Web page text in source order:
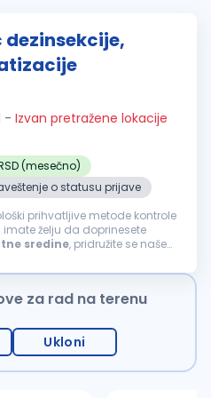
- Izvan pretražene lokacije
(mesečno)
o statusu prijave
prihvatljive metode kontrole
želju da doprinesete
sredine, pridružite se našem
za rad na terenu
Ukloni